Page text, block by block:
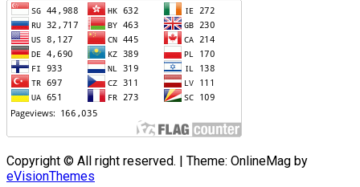
Copyright © All right reserved. | Theme: OnlineMag by
eVisionThemes